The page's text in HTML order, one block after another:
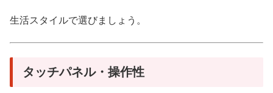
生活スタイルで選びましょう。
タッチパネル・操作性